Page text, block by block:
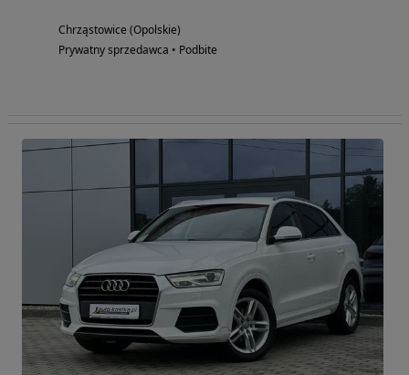
Chrząstowice (Opolskie)
Prywatny sprzedawca • Podbite